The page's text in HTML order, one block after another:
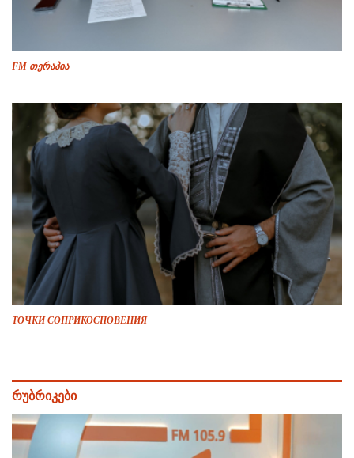
FM თერაპია
ТОЧКИ СОПРИКОСНОВЕНИЯ
რუბრიკები